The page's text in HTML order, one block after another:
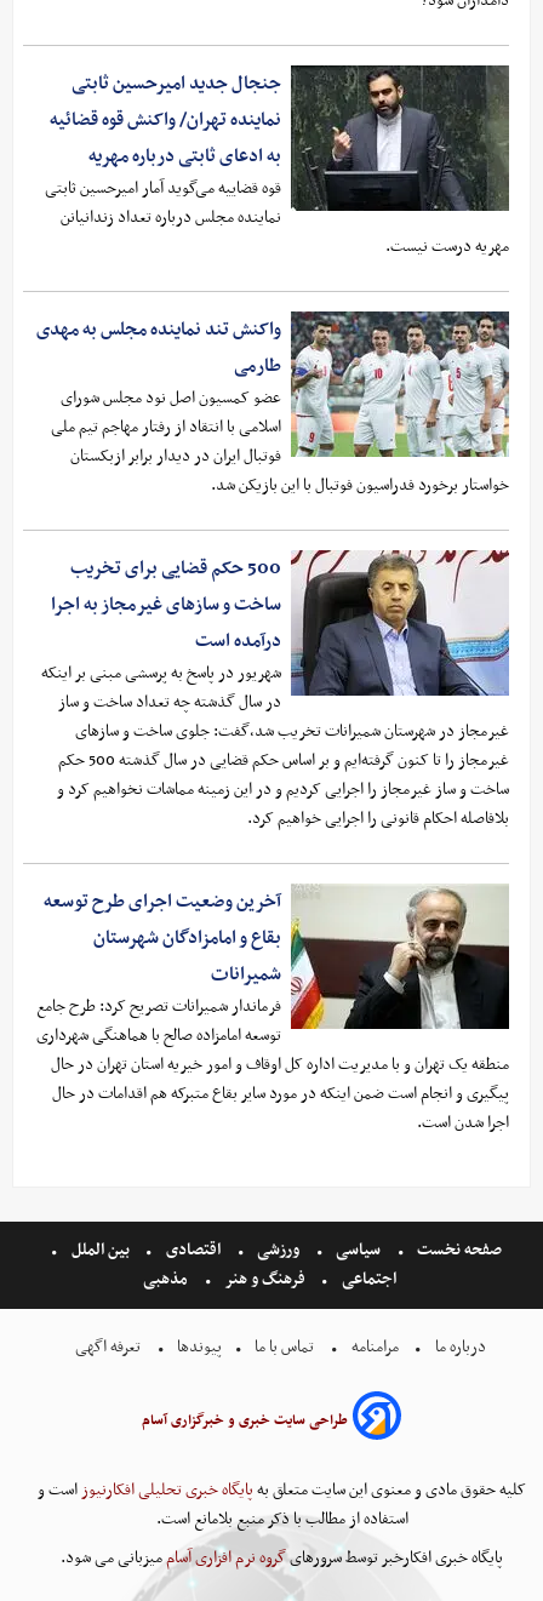
جنجال جدید امیرحسین ثابتی
نماینده تهران/ واکنش قوه قضائیه
به ادعای ثابتی درباره مهریه
قوه قضاییه می‌گوید آمار امیرحسین ثابتی
نماینده مجلس درباره تعداد زندانیانن
مهریه درست نیست.
واکنش تند نماینده مجلس به مهدی
طارمی
عضو کمسیون اصل نود مجلس شورای
اسلامی با انتقاد از رفتار مهاجم تیم ملی
فوتبال ایران در دیدار برابر ازبکستان
خواستار برخورد فدراسیون فوتبال با این بازیکن شد.
500 حکم قضایی برای تخریب
ساخت و سازهای غیرمجاز به اجرا
درآمده است
شهریور در پاسخ به پرسشی مبنی بر اینکه
در سال گذشته چه تعداد ساخت و ساز
غیرمجاز در شهرستان شمیرانات تخریب شد،‌گفت: جلوی ساخت و سازهای
غیرمجاز را تا کنون گرفته‌ایم و بر اساس حکم قضایی در سال گذشته 500 حکم
ساخت و ساز غیرمجاز را اجرایی کردیم و در این زمینه مماشات نخواهیم کرد و
بلافاصله احکام قانونی را اجرایی خواهیم کرد.
آخرین وضعیت اجرای طرح توسعه
بقاع و امامزادگان شهرستان
شمیرانات
فرماندار شمیرانات تصریح کرد: طرح جامع
توسعه امامزاده صالح با هماهنگی شهرداری
منطقه یک تهران و با مدیریت اداره کل اوقاف و امور خیریه استان تهران در حال
پیگیری و انجام است ضمن اینکه در مورد سایر بقاع متبرکه هم اقدامات در حال
اجرا شدن است.
صفحه نخست سیاسی ورزشی اقتصادی
بین الملل
اجتماعی
فرهنگ و هنر مذهبی
درباره ما مرامنامه تماس با ما پیوندها تعرفه اگهی
طراحی سایت خبری و خبرگزاری آسام
کلیه حقوق مادی و معنوی این سایت متعلق بهپایگاه خبری تحلیلی افکارنیوزاست و
استفاده از مطالب با ذکر منبع بلامانع است.
پایگاه خبری افکارخبر توسط سرورهایگروه نرم افزاری آساممیزبانی می شود.